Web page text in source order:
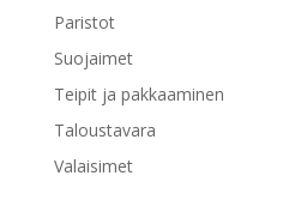
Paristot
Suojaimet
Teipit ja pakkaaminen
Taloustavara
Valaisimet